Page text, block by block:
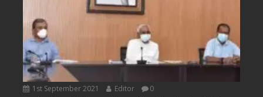
1st September 2021 Editor 0